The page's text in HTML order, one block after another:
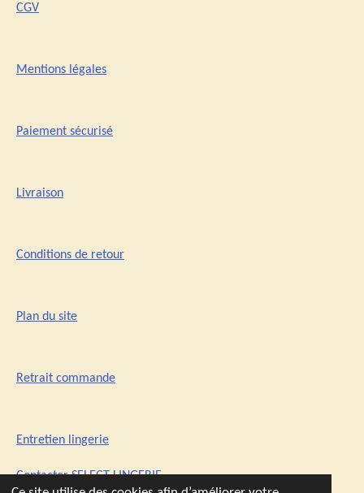
CGV
Mentions légales
Paiement sécurisé
Livraison
Conditions de retour
Plan du site
Retrait commande
Entretien lingerie
Contacter SELECT-LINGERIE